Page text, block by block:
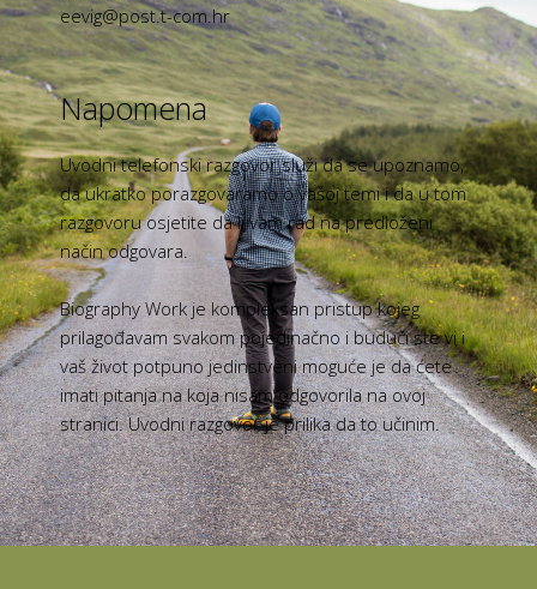
eevig@post.t-com.hr
Napomena
Uvodni telefonski razgovor služi da se upoznamo,
da ukratko porazgovaramo o vašoj temi i da u tom
razgovoru osjetite da li vam rad na predloženi
način odgovara.
Biography Work je kompleksan pristup kojeg
prilagođavam svakom pojedinačno i budući ste vi i
vaš život potpuno jedinstveni moguće je da ćete
imati pitanja na koja nisam odgovorila na ovoj
stranici. Uvodni razgovor je prilika da to učinim.